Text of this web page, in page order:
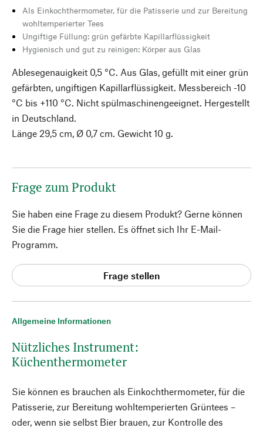
Allgemeine Informationen
Nützliches Instrument:
Küchenthermometer
Sie können es brauchen als Einkochthermometer, für die
Patisserie, zur Bereitung wohltemperierten Grüntees –
oder, wenn sie selbst Bier brauen, zur Kontrolle des
Als Einkochthermometer, für die Patisserie und zur Bereitung
wohltemperierter Tees
Ungiftige Füllung: grün gefärbte Kapillarflüssigkeit
Hygienisch und gut zu reinigen: Körper aus Glas
Ablesegenauigkeit 0,5 °C. Aus Glas, gefüllt mit einer grün
gefärbten, ungiftigen Kapillarflüssigkeit. Messbereich -10
°C bis +110 °C. Nicht spülmaschinengeeignet. Hergestellt
in Deutschland.
Länge 29,5 cm, Ø 0,7 cm. Gewicht 10 g.
Frage zum Produkt
Sie haben eine Frage zu diesem Produkt? Gerne können
Sie die Frage hier stellen. Es öffnet sich Ihr E-Mail-
Programm.
Frage stellen